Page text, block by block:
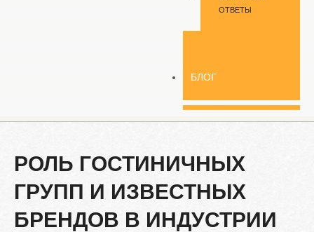
ОТВЕТЫ
БЛОГ
РОЛЬ ГОСТИНИЧНЫХ
ГРУПП И ИЗВЕСТНЫХ
БРЕНДОВ В ИНДУСТРИИ